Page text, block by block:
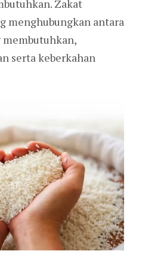
Zakat
menghubungkan antara
membutuhkan,
serta keberkahan